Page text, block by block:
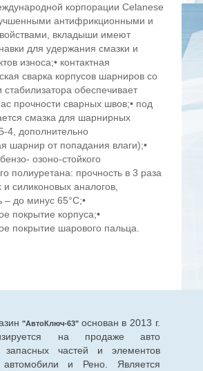
корпорации Celanese
антифрикционными и
вкладыши имеют
для удержания смазки и
износа;• контактная
сварка корпусов шарниров со
стабилизатора обеспечивает
прочности сварных швов;• под
смазка для шарнирных
4, дополнительно
шарнир от попадания влаги);•
озоно-стойкого
полиуретана: прочность в 3 раза
силиконовых аналогов,
– до минус 65°С;•
покрытие корпуса;•
покрытие шарового пальца.
"АвтоКлюч-63" основан в 2013 г.
на продаже авто
запасных частей и элементов
и Рено. Является